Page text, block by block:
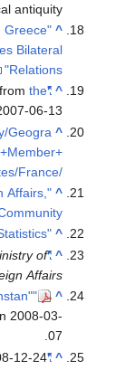
antiquity.
^
Greece
Bilateral
Relations"
^
"The Greek Community"
the
06-13.
^
Geogra
France/
^
Affairs,
^
"Ecodata, Belgian Statistics"
^
"Greek community of Sweden"
of
Affairs
^
"Ethnodemographic situation in Kazakhstan"
2008-03-
07.
^
"Switzerland"
12-24